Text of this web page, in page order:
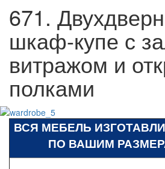
671.
шкаф-купе с
витражом и
полками
ВСЯ МЕБЕЛЬ
ПО ВАШИМ